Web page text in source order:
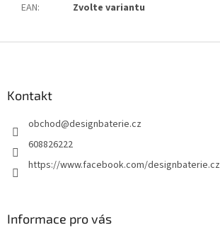
EAN: Zvolte variantu
Kontakt
obchod@designbaterie.cz
608826222
https://www.facebook.com/designbaterie.cz
Informace pro vás